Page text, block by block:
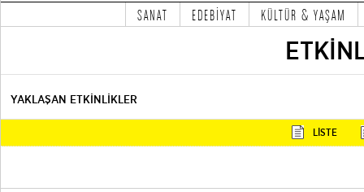
SANAT EDEBİYAT KÜLTÜR & YAŞAM
YAKLAŞAN ETKİNLİKLER
LİSTE